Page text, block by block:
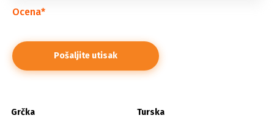
Ocena*
Grčka Turska